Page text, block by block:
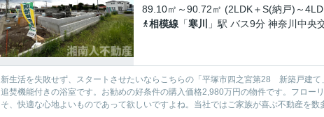
89.10㎡～90.72㎡ (2LDK＋S(納戸)～
相模線 「寒川 」駅 バス9分 神奈川中央
新生活を失敗せず、スタートさせたいならこちらの「平塚市四之宮第28 新築戸建
追焚機能付きの浴室です。お勧めの好条件の購入価格2,980万円の物件です。フロー
そ、快適な心地よいものであって欲しいですよね。当社ではご家族が喜ぶ不動産を